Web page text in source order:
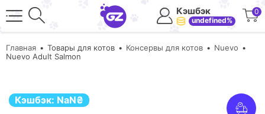
Кэшбэк
undefined%
0
Главная Товары для котов Консервы для котов
Nuevo
Nuevo Adult Salmon
Кэшбэк: NaN₴